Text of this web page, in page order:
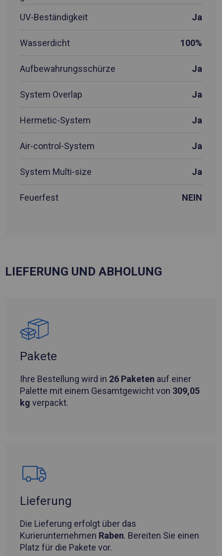
UV-Beständigkeit
Ja
Wasserdicht 100%
Aufbewahrungsschürze Ja
System Overlap Ja
Hermetic-System Ja
Air-control-System Ja
System Multi-size Ja
Feuerfest NEIN
LIEFERUNG UND ABHOLUNG
Pakete
Ihre Bestellung wird in 26 Paketen auf einer
Palette mit einem Gesamtgewicht von 309,05
kg verpackt.
Lieferung
Die Lieferung erfolgt über das
Kurierunternehmen Raben. Bereiten Sie einen
Platz für die Pakete vor.